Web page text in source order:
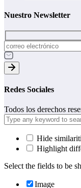
Nuestro Newsletter
Redes Sociales
Todos los derechos
Hide
Highlight
Select the fields to be
Image